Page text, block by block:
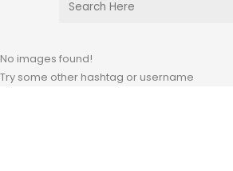
No images found!
Try some other hashtag or username